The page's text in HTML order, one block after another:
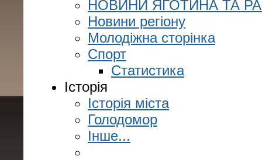
НОВИНИ ЯГОТИНА ТА
Новини регіону
Молодіжна сторінка
Спорт
Статистика
Історія
Історія міста
Голодомор
Інше...